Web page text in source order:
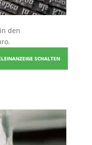
den
SCHALTEN